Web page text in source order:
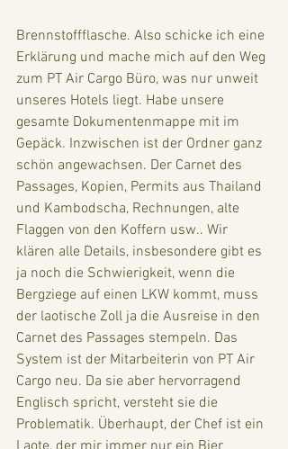
Brennstoffflasche. Also schicke ich eine
Erklärung und mache mich auf den Weg
zum PT Air Cargo Büro, was nur unweit
unseres Hotels liegt. Habe unsere
gesamte Dokumentenmappe mit im
Gepäck. Inzwischen ist der Ordner ganz
schön angewachsen. Der Carnet des
Passages, Kopien, Permits aus Thailand
und Kambodscha, Rechnungen, alte
Flaggen von den Koffern usw.. Wir
klären alle Details, insbesondere gibt es
ja noch die Schwierigkeit, wenn die
Bergziege auf einen LKW kommt, muss
der laotische Zoll ja die Ausreise in den
Carnet des Passages stempeln. Das
System ist der Mitarbeiterin von PT Air
Cargo neu. Da sie aber hervorragend
Englisch spricht, versteht sie die
Problematik. Überhaupt, der Chef ist ein